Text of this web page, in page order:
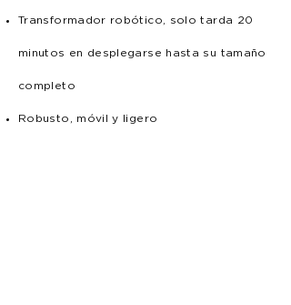
Transformador robótico, solo tarda 20
minutos en desplegarse hasta su tamaño
completo
Robusto, móvil y ligero